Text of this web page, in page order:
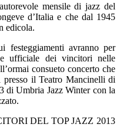
mensile di jazz del
d’Italia e che dal 1945
edicola.
festeggiamenti avranno per
ufficiale dei vincitori nelle
consueto concerto che
il Teatro Mancinelli di
di Umbria Jazz Winter con la
DEL TOP JAZZ 2013